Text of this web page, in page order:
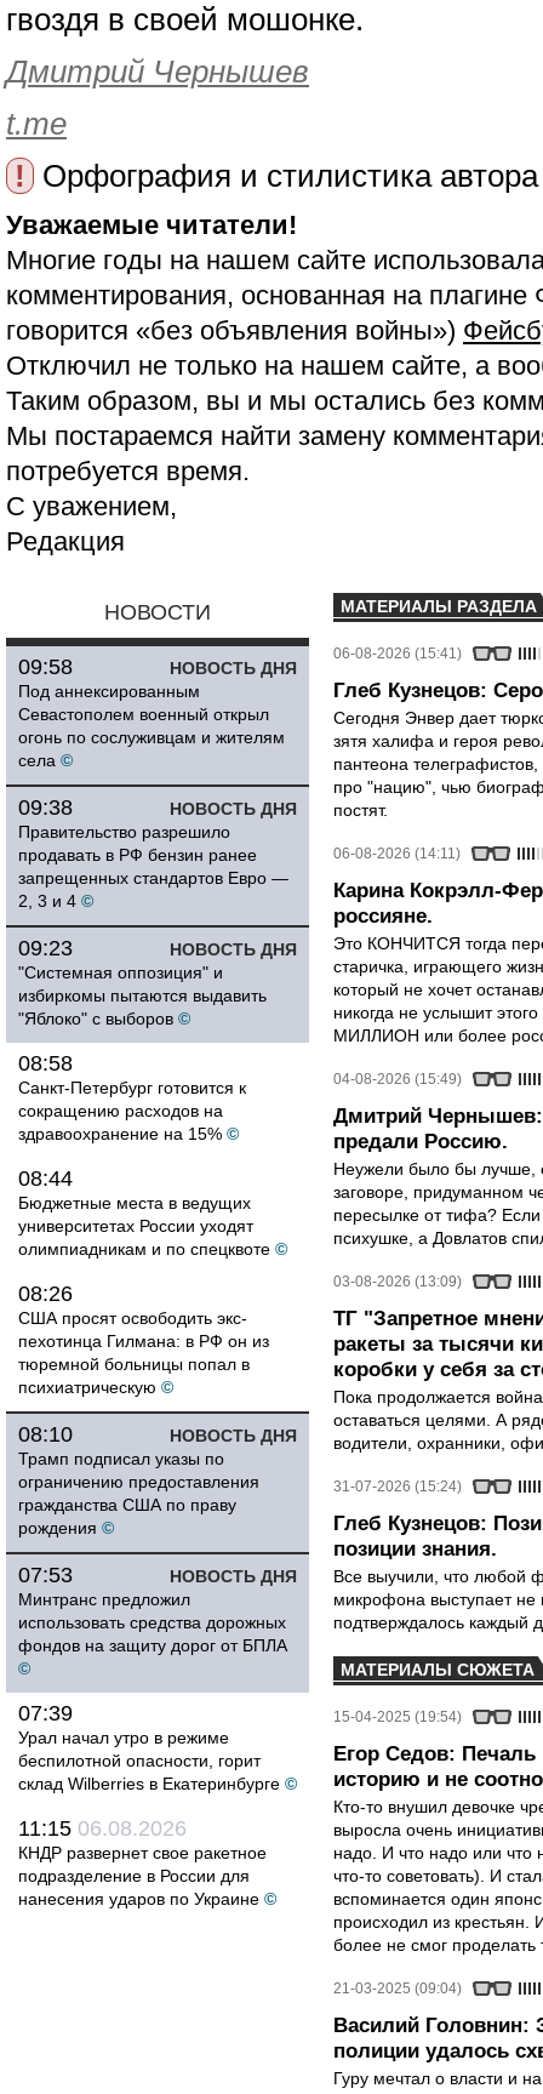
гвоздя в своей мошонке.
Дмитрий Чернышев
t.me
!
Орфография и стилистика
Уважаемые читатели!
Многие годы на нашем сайте
комментирования, основанная на
говорится «без объявления войны»)
Отключил не только на нашем сайте, а
Таким образом, вы и мы остались без
Мы постараемся найти замену
потребуется время.
С уважением,
Редакция
НОВОСТИ
НОВОСТЬ ДНЯ
09:58
Под аннексированным
Севастополем военный открыл
огонь по сослуживцам и жителям
села ©
НОВОСТЬ ДНЯ
09:38
Правительство разрешило
продавать в РФ бензин ранее
запрещенных стандартов Евро —
2, 3 и 4 ©
НОВОСТЬ ДНЯ
09:23
"Системная оппозиция" и
избиркомы пытаются выдавить
"Яблоко" с выборов ©
08:58
Санкт-Петербург готовится к
сокращению расходов на
здравоохранение на 15% ©
08:44
Бюджетные места в ведущих
университетах России уходят
олимпиадникам и по спецквоте ©
08:26
США просят освободить экс-
пехотинца Гилмана: в РФ он из
тюремной больницы попал в
психиатрическую ©
НОВОСТЬ ДНЯ
08:10
Трамп подписал указы по
ограничению предоставления
гражданства США по праву
рождения ©
НОВОСТЬ ДНЯ
07:53
Минтранс предложил
использовать средства дорожных
фондов на защиту дорог от БПЛА
©
07:39
Урал начал утро в режиме
беспилотной опасности, горит
склад Wilberries в Екатеринбурге ©
11:15 06.08.2026
КНДР развернет свое ракетное
подразделение в России для
нанесения ударов по Украине ©
МАТЕРИАЛЫ РАЗДЕЛА
06-08-2026 (15:41)
Глеб Кузнецов:
Сегодня Энвер дает
зятя халифа и героя
пантеона
про "нацию", чью
постят.
06-08-2026 (14:11)
Карина Кокрэлл-
россияне.
Это КОНЧИТСЯ тогда
старичка, играющего
который не хочет
никогда не услышит
МИЛЛИОН или более
04-08-2026 (15:49)
Дмитрий Чернышев:
предали Россию.
Неужели было бы лучше,
заговоре, придуманном
пересылке от тифа?
психушке, а Довлатов
03-08-2026 (13:09)
ТГ "Запретное
ракеты за тысячи
коробки у себя за
Пока продолжается
оставаться целями. А
водители, охранники,
31-07-2026 (15:24)
Глеб Кузнецов:
позиции знания.
Все выучили, что любой
микрофона выступает не
подтверждалось каждый
МАТЕРИАЛЫ СЮЖЕТА
15-04-2025 (19:54)
Егор Седов:
историю и не
Кто-то внушил девочке
выросла очень
надо. И что надо или что
что-то советовать). И
вспоминается один
происходил из крестьян.
более не смог проделать
21-03-2025 (09:04)
Василий Головнин:
полиции удалось
Гуру мечтал о власти и